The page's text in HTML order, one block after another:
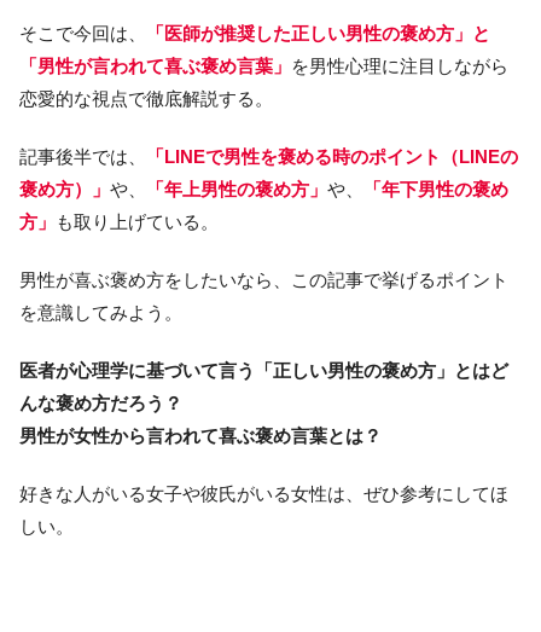
そこで今回は、
「医師が推奨した正しい男性の褒め方」と
「男性が言われて喜ぶ褒め言葉」 を男性心理に注目しながら
恋愛的な視点で徹底解説する。
記事後半では、
「LINEで男性を褒める時のポイント（LINEの
褒め方）」 や、 「年上男性の褒め方」 や、
「年下男性の褒め
方」
も取り上げている。
男性が喜ぶ褒め方をしたいなら、この記事で挙げるポイント
を意識してみよう。
医者が心理学に基づいて言う「正しい男性の褒め方」とはど
んな褒め方だろう？
男性が女性から言われて喜ぶ褒め言葉とは？
好きな人がいる女子や彼氏がいる女性は、ぜひ参考にしてほ
しい。